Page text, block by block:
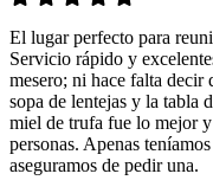
El lugar perfecto para
Servicio rápido y
mesero; ni hace falta decir
sopa de lentejas y la tabla
miel de trufa fue lo mejor
personas. Apenas
aseguramos de pedir una.